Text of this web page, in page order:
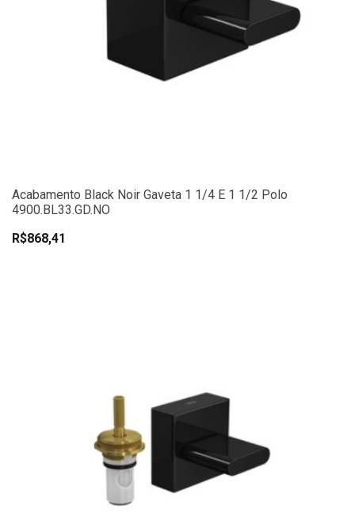
Acabamento Black Noir Gaveta 1 1/4 E 1 1/2 Polo
4900.BL33.GD.NO
R$868,41